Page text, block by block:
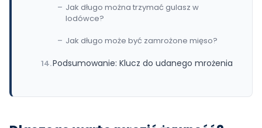
Jak długo można trzymać gulasz w
lodówce?
Jak długo może być zamrożone mięso?
Podsumowanie: Klucz do udanego mrożenia